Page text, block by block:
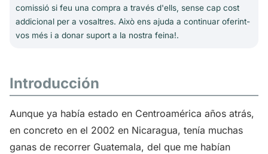
comissió si feu una compra a través d'ells, sense cap cost
addicional per a vosaltres. Això ens ajuda a continuar oferint-
vos més i a donar suport a la nostra feina!.
Introducción
Aunque ya había estado en Centroamérica años atrás,
en concreto en el 2002 en Nicaragua, tenía muchas
ganas de recorrer Guatemala, del que me habían